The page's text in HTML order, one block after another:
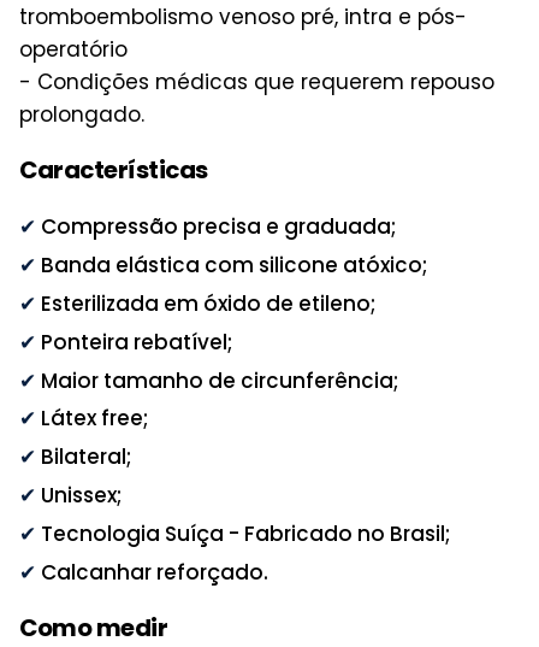
tromboembolismo venoso pré, intra e pós-
operatório
- Condições médicas que requerem repouso
prolongado.
Características
✔ Compressão precisa e graduada;
✔ Banda elástica com silicone atóxico;
✔ Esterilizada em óxido de etileno;
✔ Ponteira rebatível;
✔ Maior tamanho de circunferência;
✔ Látex free;
✔ Bilateral;
✔ Unissex;
✔ Tecnologia Suíça - Fabricado no Brasil;
✔ Calcanhar reforçado.
Como medir